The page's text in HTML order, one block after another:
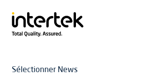
Sélectionner News